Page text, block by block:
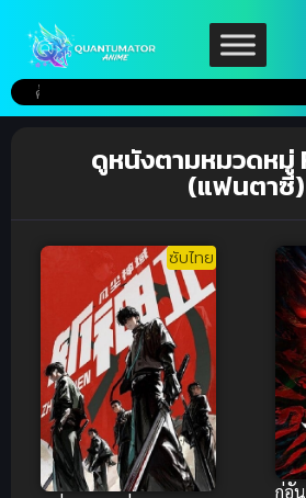
ดูหนังตามหมวดหมู่
(แฟนตาซี)
ซับไทย
กู่อั